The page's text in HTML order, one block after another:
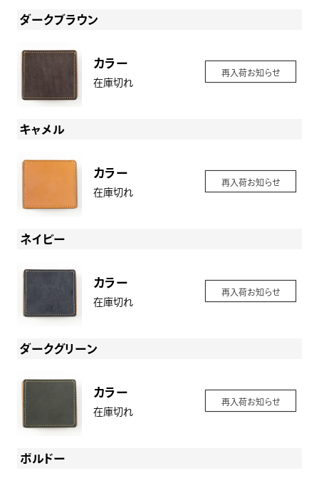
ダークブラウン
カラー
在庫切れ
再入荷お知らせ
キャメル
カラー
在庫切れ
再入荷お知らせ
ネイビー
カラー
在庫切れ
再入荷お知らせ
ダークグリーン
カラー
在庫切れ
再入荷お知らせ
ボルドー